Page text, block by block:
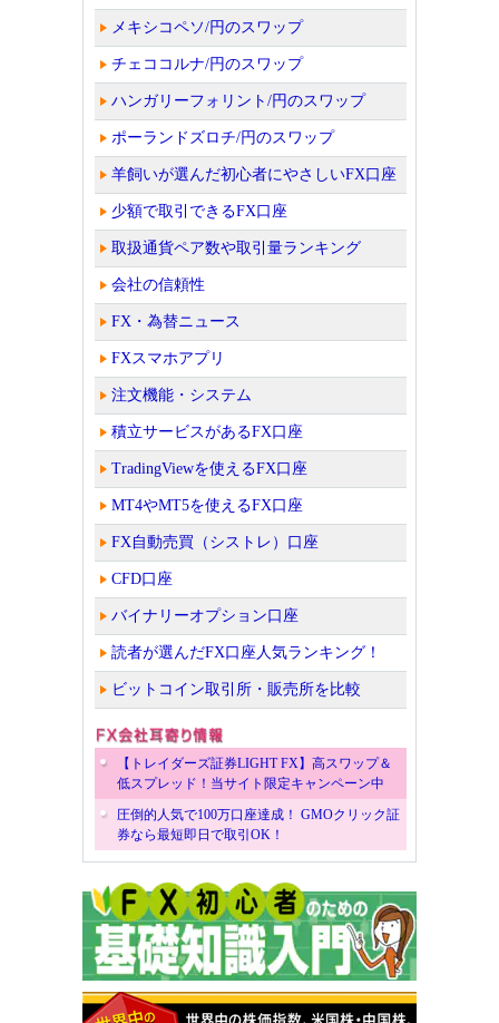
メキシコペソ/円のスワップ
チェココルナ/円のスワップ
ハンガリーフォリント/円のスワップ
ポーランドズロチ/円のスワップ
羊飼いが選んだ初心者にやさしいFX口座
少額で取引できるFX口座
取扱通貨ペア数や取引量ランキング
会社の信頼性
FX・為替ニュース
FXスマホアプリ
注文機能・システム
積立サービスがあるFX口座
TradingViewを使えるFX口座
MT4やMT5を使えるFX口座
FX自動売買（シストレ）口座
CFD口座
バイナリーオプション口座
読者が選んだFX口座人気ランキング！
ビットコイン取引所・販売所を比較
【トレイダーズ証券LIGHT FX】高スワップ＆
低スプレッド！当サイト限定キャンペーン中
圧倒的人気で100万口座達成！ GMOクリック証
券なら最短即日で取引OK！